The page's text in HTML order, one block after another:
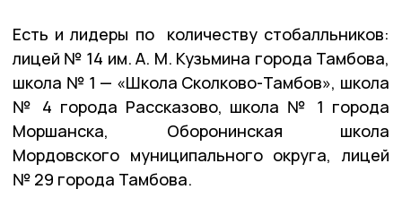
Есть и лидеры по количеству стобалльников:
лицей № 14 им. А. М. Кузьмина города Тамбова,
школа № 1 — «Школа Сколково-Тамбов», школа
№ 4 города Рассказово, школа № 1 города
Моршанска, Оборонинская школа
Мордовского муниципального округа, лицей
№ 29 города Тамбова.